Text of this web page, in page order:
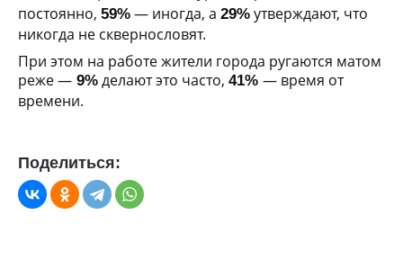
постоянно, 59% — иногда, а 29% утверждают, что
никогда не сквернословят.
При этом на работе жители города ругаются матом
реже — 9% делают это часто, 41% — время от
времени.
Поделиться: